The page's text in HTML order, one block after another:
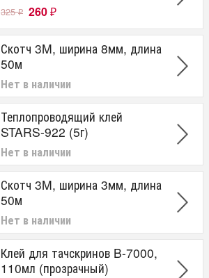
325₽ 260 ₽
Скотч 3M, ширина 8мм, длина
50м
Нет в наличии
Теплопроводящий клей
STARS-922 (5г)
Нет в наличии
Скотч 3M, ширина 3мм, длина
50м
Нет в наличии
Клей для тачскринов B-7000,
110мл (прозрачный)